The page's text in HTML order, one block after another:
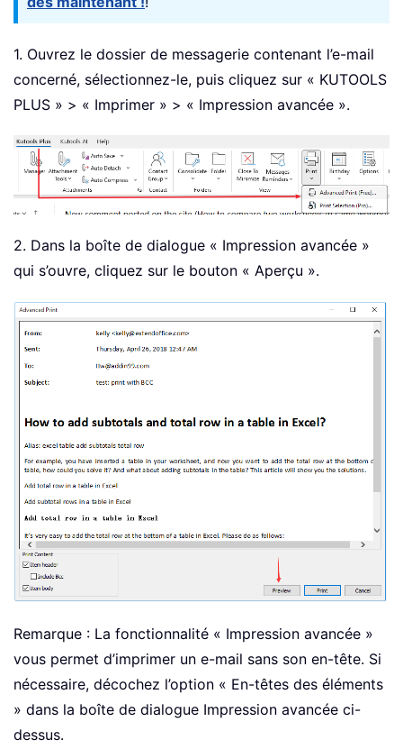
1. Ouvrez le dossier de messagerie contenant l’e-mail
concerné, sélectionnez-le, puis cliquez sur « KUTOOLS
PLUS » > « Imprimer » > « Impression avancée ».
2. Dans la boîte de dialogue « Impression avancée »
qui s’ouvre, cliquez sur le bouton « Aperçu ».
Remarque : La fonctionnalité « Impression avancée »
vous permet d’imprimer un e-mail sans son en-tête. Si
nécessaire, décochez l’option « En-têtes des éléments
» dans la boîte de dialogue Impression avancée ci-
dessus.